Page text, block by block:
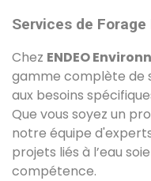
Services de Forage
Chez ENDEO
gamme complète de
aux besoins
Que vous soyez un
notre équipe
projets liés à l’eau
compétence.